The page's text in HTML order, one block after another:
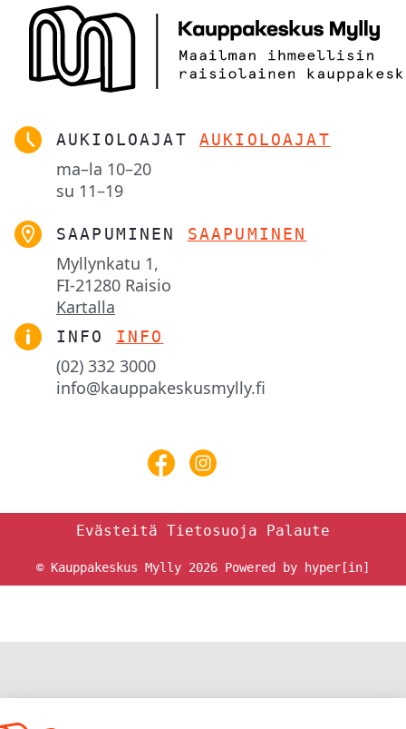
AUKIOLOAJAT AUKIOLOAJAT
ma–la 10–20
su 11–19
SAAPUMINEN SAAPUMINEN
Myllynkatu 1,
FI-21280 Raisio
Kartalla
INFO INFO
(02) 332 3000
info@kauppakeskusmylly.fi
Evästeitä Tietosuoja Palaute
© Kauppakeskus Mylly 2026 Powered by hyper[in]